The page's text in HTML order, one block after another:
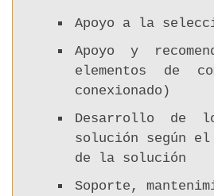
Apoyo a la
Apoyo y
elementos de
conexionado)
Desarrollo de
solución según el
de la solución
Soporte,